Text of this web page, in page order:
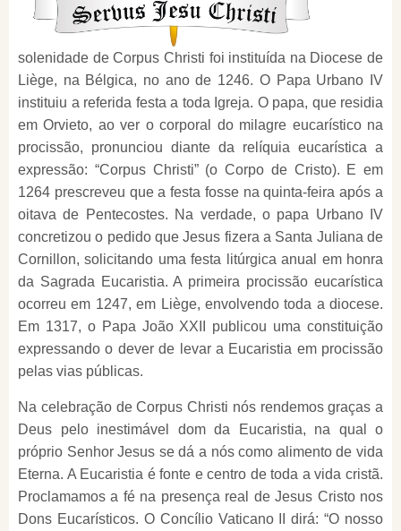
solenidade de Corpus Christi foi instituída na Diocese de
Liège, na Bélgica, no ano de 1246. O Papa Urbano IV
instituiu a referida festa a toda Igreja. O papa, que residia
em Orvieto, ao ver o corporal do milagre eucarístico na
procissão, pronunciou diante da relíquia eucarística a
expressão: “Corpus Christi” (o Corpo de Cristo). E em
1264 prescreveu que a festa fosse na quinta-feira após a
oitava de Pentecostes. Na verdade, o papa Urbano IV
concretizou o pedido que Jesus fizera a Santa Juliana de
Cornillon, solicitando uma festa litúrgica anual em honra
da Sagrada Eucaristia. A primeira procissão eucarística
ocorreu em 1247, em Liège, envolvendo toda a diocese.
Em 1317, o Papa João XXII publicou uma constituição
expressando o dever de levar a Eucaristia em procissão
pelas vias públicas.
Na celebração de Corpus Christi nós rendemos graças a
Deus pelo inestimável dom da Eucaristia, na qual o
próprio Senhor Jesus se dá a nós como alimento de vida
Eterna. A Eucaristia é fonte e centro de toda a vida cristã.
Proclamamos a fé na presença real de Jesus Cristo nos
Dons Eucarísticos. O Concílio Vaticano II dirá: “O nosso